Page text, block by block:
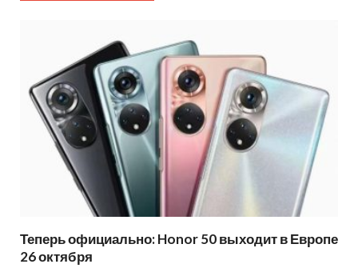
Теперь официально: Honor 50 выходит в Европе
26 октября